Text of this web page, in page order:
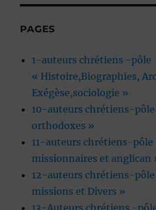
PAGES
1-auteurs chrétiens -pôle
« Histoire,Biographies,
Exégèse,sociologie »
10-auteurs chrétiens-
orthodoxes »
11-auteurs chrétiens-
missionnaires et anglican
12-auteurs chrétiens-
missions et Divers »